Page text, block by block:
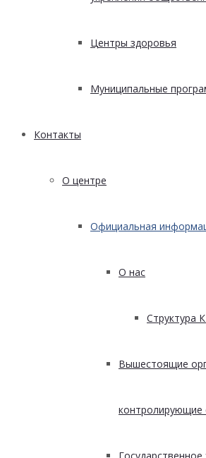
Центры здоровья
Муниципальные
Контакты
О центре
Официальная
О нас
Структура
Вышестоящие
контролирующие